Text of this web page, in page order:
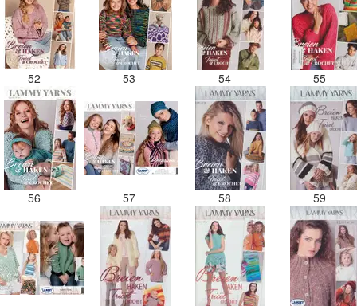
52 53 54 55
56 57 58 59